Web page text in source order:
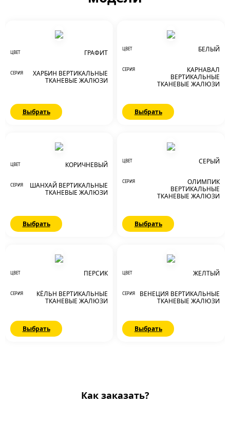
ЦВЕТ ГРАФИТ
СЕРИЯ
ХАРБИН ВЕРТИКАЛЬНЫЕ
ТКАНЕВЫЕ ЖАЛЮЗИ
Выбрать
ЦВЕТ БЕЛЫЙ
СЕРИЯ
КАРНАВАЛ
ВЕРТИКАЛЬНЫЕ
ТКАНЕВЫЕ ЖАЛЮЗИ
Выбрать
ЦВЕТ КОРИЧНЕВЫЙ
СЕРИЯ
ШАНХАЙ ВЕРТИКАЛЬНЫЕ
ТКАНЕВЫЕ ЖАЛЮЗИ
Выбрать
ЦВЕТ СЕРЫЙ
СЕРИЯ
ОЛИМПИК
ВЕРТИКАЛЬНЫЕ
ТКАНЕВЫЕ ЖАЛЮЗИ
Выбрать
ЦВЕТ ПЕРСИК
СЕРИЯ
КЁЛЬН ВЕРТИКАЛЬНЫЕ
ТКАНЕВЫЕ ЖАЛЮЗИ
Выбрать
ЦВЕТ ЖЕЛТЫЙ
СЕРИЯ
ВЕНЕЦИЯ ВЕРТИКАЛЬНЫЕ
ТКАНЕВЫЕ ЖАЛЮЗИ
Выбрать
Как заказать?